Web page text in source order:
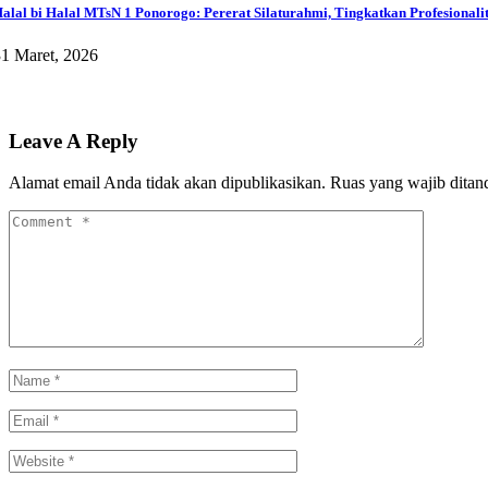
bi Halal MTsN 1 Ponorogo: Pererat Silaturahmi, Tingkatkan
Maret, 2026
Leave A Reply
Alamat email Anda tidak akan dipublikasikan. Ruas yang wajib